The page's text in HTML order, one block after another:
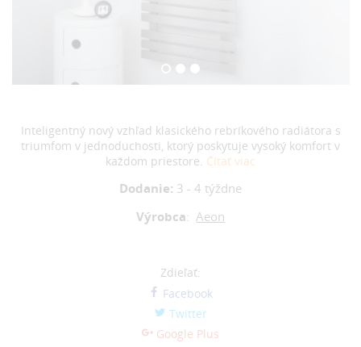
Inteligentný nový vzhľad klasického rebríkového radiátora s
triumfom v jednoduchosti, ktorý poskytuje vysoký komfort v
každom priestore. Čítať viac
Dodanie: 3 - 4 týždne
Výrobca: Aeon
Zdieľať:
Facebook
Twitter
Google Plus